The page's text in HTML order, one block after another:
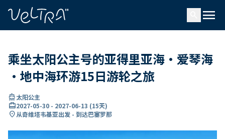
menu
乘坐太阳公主号的亚得里亚海·爱琴海
·地中海环游15日游轮之旅
directions_boat太阳公主
card_travel2027-05-30 - 2027-06-13 (15天)
location_on从奇维塔韦基亚出发 - 到达巴塞罗那